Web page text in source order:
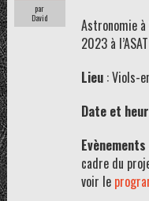
par
David
Astronomie
2023 à l’ASAT
Lieu : Viols-
Date et
Evènements
cadre du
voir le